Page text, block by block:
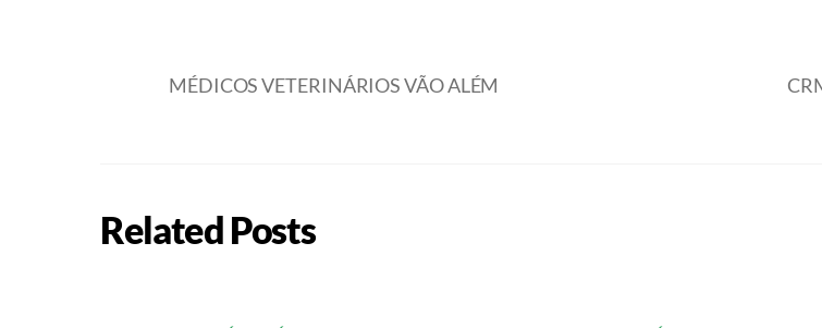
MÉDICOS VETERINÁRIOS VÃO ALÉM
Related Posts